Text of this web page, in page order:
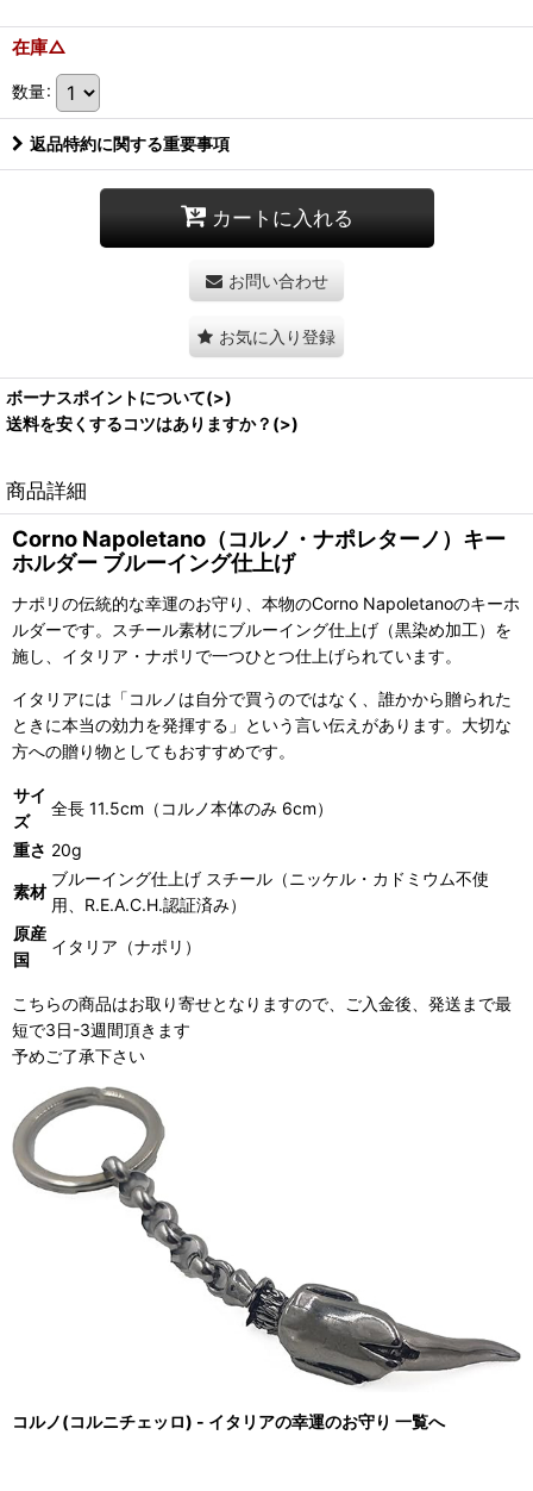
在庫△
数量:
返品特約に関する重要事項
カートに入れる
お問い合わせ
お気に入り登録
ボーナスポイントについて(>)
送料を安くするコツはありますか？(>)
商品詳細
Corno Napoletano（コルノ・ナポレターノ）キー
ホルダー ブルーイング仕上げ
ナポリの伝統的な幸運のお守り、本物のCorno Napoletanoのキーホ
ルダーです。スチール素材にブルーイング仕上げ（黒染め加工）を
施し、イタリア・ナポリで一つひとつ仕上げられています。
イタリアには「コルノは自分で買うのではなく、誰かから贈られた
ときに本当の効力を発揮する」という言い伝えがあります。大切な
方への贈り物としてもおすすめです。
サイ
ズ
全長 11.5cm（コルノ本体のみ 6cm）
重さ 20g
素材
ブルーイング仕上げ スチール（ニッケル・カドミウム不使
用、R.E.A.C.H.認証済み）
原産
国
イタリア（ナポリ）
こちらの商品はお取り寄せとなりますので、ご入金後、発送まで最
短で3日-3週間頂きます
予めご了承下さい
コルノ(コルニチェッロ) - イタリアの幸運のお守り 一覧へ